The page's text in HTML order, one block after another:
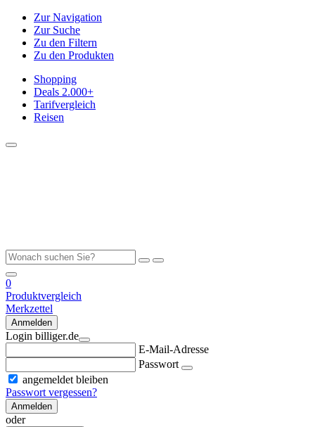
Zur Navigation
Zur Suche
Zu den Filtern
Zu den Produkten
Shopping
Deals 2.000+
Tarifvergleich
Reisen
0
Produktvergleich
Merkzettel
Anmelden
Login billiger.de
E-Mail-Adresse
Passwort
angemeldet bleiben
Passwort vergessen?
Anmelden
oder